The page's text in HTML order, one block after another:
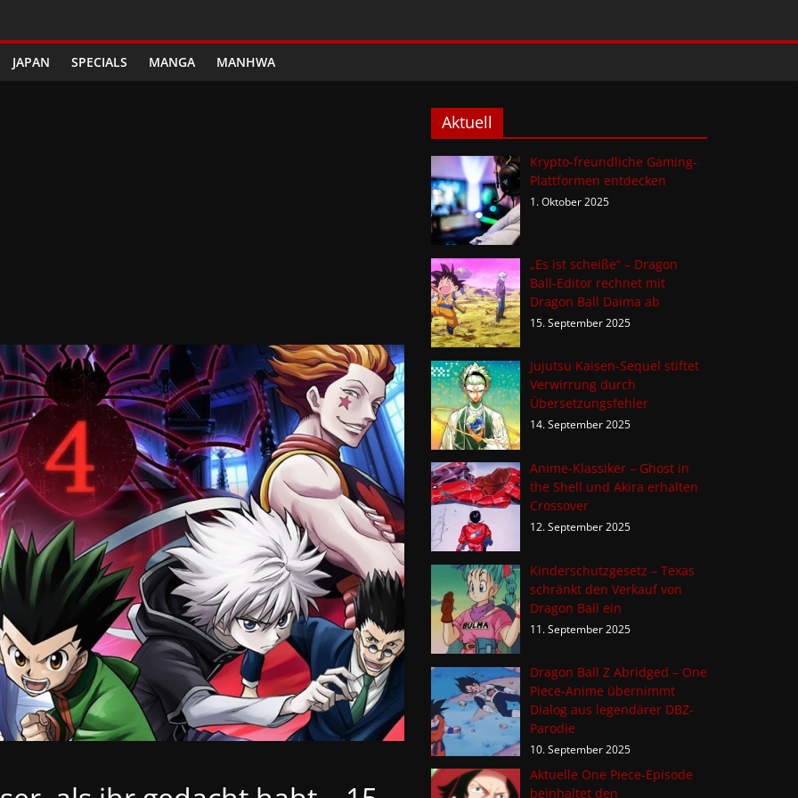
JAPAN SPECIALS MANGA MANHWA
Aktuell
Krypto-freundliche Gaming-
Plattformen entdecken
1. Oktober 2025
„Es ist scheiße“ – Dragon
Ball-Editor rechnet mit
Dragon Ball Daima ab
15. September 2025
Jujutsu Kaisen-Sequel stiftet
Verwirrung durch
Übersetzungsfehler
14. September 2025
Anime-Klassiker – Ghost in
the Shell und Akira erhalten
Crossover
12. September 2025
Kinderschutzgesetz – Texas
schränkt den Verkauf von
Dragon Ball ein
11. September 2025
Dragon Ball Z Abridged – One
Piece-Anime übernimmt
Dialog aus legendärer DBZ-
Parodie
10. September 2025
Aktuelle One Piece-Episode
beinhaltet den